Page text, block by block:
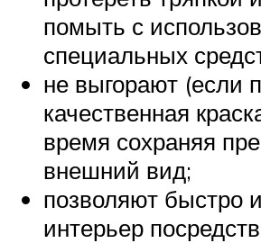
помыть с
специальных
не выгорают (если
качественная
время сохраняя
внешний вид;
позволяют быстро
интерьер